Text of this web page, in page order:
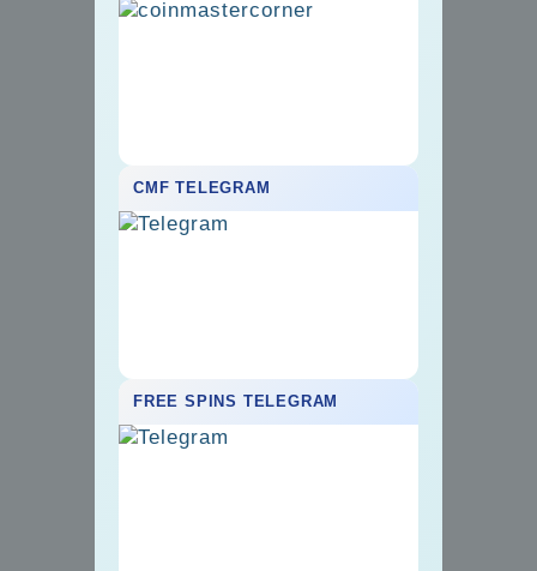
CMF TELEGRAM
FREE SPINS TELEGRAM